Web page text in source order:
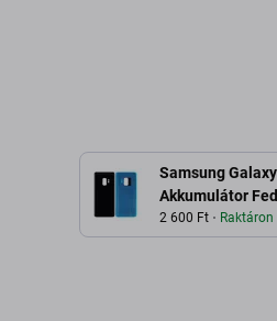
Samsung
Akkumulátor
(Midnight Black)
2 600 Ft Raktáron